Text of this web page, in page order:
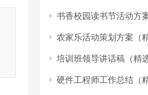
书香校园读书节活动方
农家乐活动策划方案（
培训班领导讲话稿（精
硬件工程师工作总结（